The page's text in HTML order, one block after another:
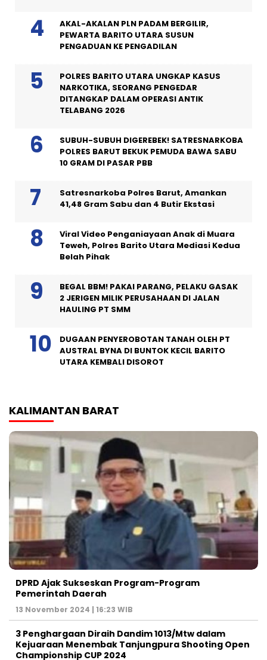
AKAL-AKALAN PLN PADAM BERGILIR,
PEWARTA BARITO UTARA SUSUN
PENGADUAN KE PENGADILAN
POLRES BARITO UTARA UNGKAP KASUS
NARKOTIKA, SEORANG PENGEDAR
DITANGKAP DALAM OPERASI ANTIK
TELABANG 2026
SUBUH-SUBUH DIGEREBEK! SATRESNARKOBA
POLRES BARUT BEKUK PEMUDA BAWA SABU
10 GRAM DI PASAR PBB
Satresnarkoba Polres Barut, Amankan
41,48 Gram Sabu dan 4 Butir Ekstasi
Viral Video Penganiayaan Anak di Muara
Teweh, Polres Barito Utara Mediasi Kedua
Belah Pihak
BEGAL BBM! PAKAI PARANG, PELAKU GASAK
2 JERIGEN MILIK PERUSAHAAN DI JALAN
HAULING PT SMM
DUGAAN PENYEROBOTAN TANAH OLEH PT
AUSTRAL BYNA DI BUNTOK KECIL BARITO
UTARA KEMBALI DISOROT
KALIMANTAN BARAT
DPRD Ajak Sukseskan Program-Program
Pemerintah Daerah
13 November 2024 | 16:23 WIB
3 Penghargaan Diraih Dandim 1013/Mtw dalam
Kejuaraan Menembak Tanjungpura Shooting Open
Championship CUP 2024